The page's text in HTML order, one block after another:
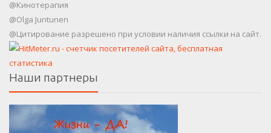
@Кинотерапия
@Olga Juntunen
@Цитирование разрешено при условии наличия ссылки на сайт.
Наши партнеры